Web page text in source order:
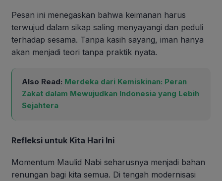
Pesan ini menegaskan bahwa keimanan harus
terwujud dalam sikap saling menyayangi dan peduli
terhadap sesama. Tanpa kasih sayang, iman hanya
akan menjadi teori tanpa praktik nyata.
Also Read: Merdeka dari Kemiskinan: Peran
Zakat dalam Mewujudkan Indonesia yang Lebih
Sejahtera
Refleksi untuk Kita Hari Ini
Momentum Maulid Nabi seharusnya menjadi bahan
renungan bagi kita semua. Di tengah modernisasi